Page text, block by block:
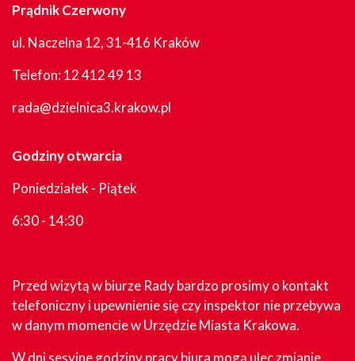
Prądnik Czerwony
ul. Naczelna 12, 31-416 Kraków
Telefon:12 412 49 13
rada@dzielnica3.krakow.pl
Godziny otwarcia
Poniedziałek - Piątek
6:30 - 14:30
Przed wizytą w biurze Rady bardzo prosimy o kontakt
telefoniczny i upewnienie się czy inspektor nie przebywa
w danym momencie w Urzędzie Miasta Krakowa.
W dni sesyjne godziny pracy biura mogą ulec zmianie.